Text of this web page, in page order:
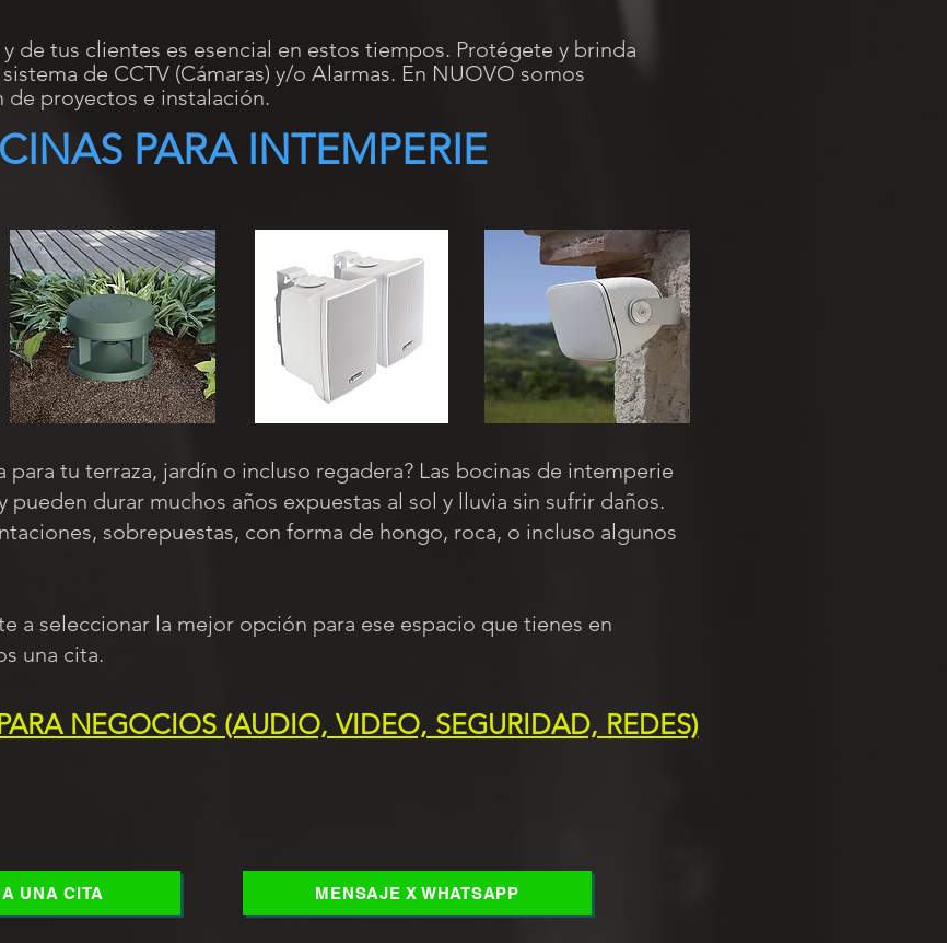
de tus clientes es esencial en estos tiempos. Protégete y brinda
de CCTV (Cámaras) y/o Alarmas. En NUOVO somos
de proyectos e instalación.
PARA INTEMPERIE
para tu terraza, jardín o incluso regadera? Las bocinas de intemperie
pueden durar muchos años expuestas al sol y lluvia sin sufrir daños.
sobrepuestas, con forma de hongo, roca, o incluso algunos
a seleccionar la mejor opción para ese espacio que tienes en
una cita.
NEGOCIOS (AUDIO, VIDEO, SEGURIDAD, REDES)
UNA CITA MENSAJE X WHATSAPP